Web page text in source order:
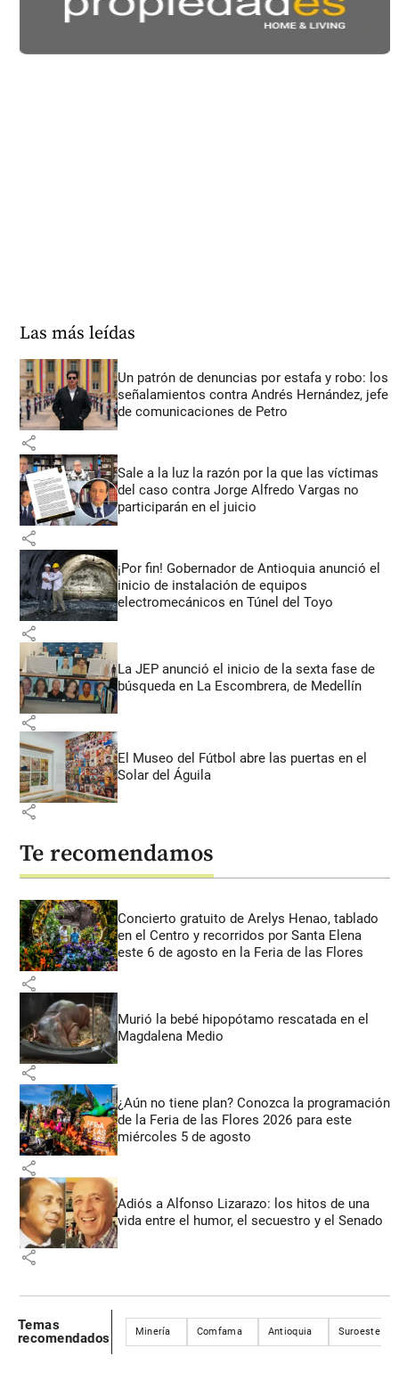
Las más leídas
Un patrón de denuncias por estafa y robo: los
señalamientos contra Andrés Hernández, jefe
de comunicaciones de Petro
share
Sale a la luz la razón por la que las víctimas
del caso contra Jorge Alfredo Vargas no
participarán en el juicio
share
¡Por fin! Gobernador de Antioquia anunció el
inicio de instalación de equipos
electromecánicos en Túnel del Toyo
share
La JEP anunció el inicio de la sexta fase de
búsqueda en La Escombrera, de Medellín
share
El Museo del Fútbol abre las puertas en el
Solar del Águila
share
Te recomendamos
Concierto gratuito de Arelys Henao, tablado
en el Centro y recorridos por Santa Elena
este 6 de agosto en la Feria de las Flores
share
Murió la bebé hipopótamo rescatada en el
Magdalena Medio
share
¿Aún no tiene plan? Conozca la programación
de la Feria de las Flores 2026 para este
miércoles 5 de agosto
share
Adiós a Alfonso Lizarazo: los hitos de una
vida entre el humor, el secuestro y el Senado
share
Temas
recomendados
Minería Comfama Antioquia Suroeste